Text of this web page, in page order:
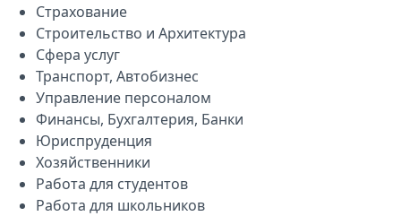
Страхование
Строительство и Архитектура
Сфера услуг
Транспорт, Автобизнес
Управление персоналом
Финансы, Бухгалтерия, Банки
Юриспруденция
Хозяйственники
Работа для студентов
Работа для школьников